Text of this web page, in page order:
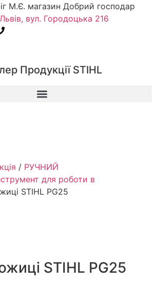
М.Є. магазин Добрий господар
вул. Городоцька 216
Продукції STIHL
/ РУЧНИЙ
для роботи в
STIHL PG25
STIHL PG25